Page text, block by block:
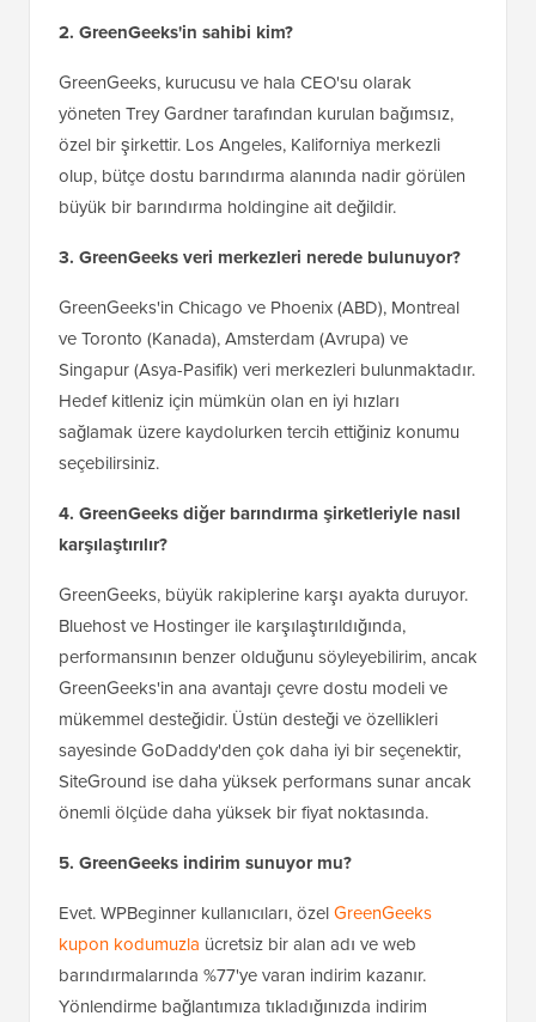
2. GreenGeeks'in sahibi kim?
GreenGeeks, kurucusu ve hala CEO'su olarak
yöneten Trey Gardner tarafından kurulan bağımsız,
özel bir şirkettir. Los Angeles, Kaliforniya merkezli
olup, bütçe dostu barındırma alanında nadir görülen
büyük bir barındırma holdingine ait değildir.
3. GreenGeeks veri merkezleri nerede bulunuyor?
GreenGeeks'in Chicago ve Phoenix (ABD), Montreal
ve Toronto (Kanada), Amsterdam (Avrupa) ve
Singapur (Asya-Pasifik) veri merkezleri bulunmaktadır.
Hedef kitleniz için mümkün olan en iyi hızları
sağlamak üzere kaydolurken tercih ettiğiniz konumu
seçebilirsiniz.
4. GreenGeeks diğer barındırma şirketleriyle nasıl
karşılaştırılır?
GreenGeeks, büyük rakiplerine karşı ayakta duruyor.
Bluehost ve Hostinger ile karşılaştırıldığında,
performansının benzer olduğunu söyleyebilirim, ancak
GreenGeeks'in ana avantajı çevre dostu modeli ve
mükemmel desteğidir. Üstün desteği ve özellikleri
sayesinde GoDaddy'den çok daha iyi bir seçenektir,
SiteGround ise daha yüksek performans sunar ancak
önemli ölçüde daha yüksek bir fiyat noktasında.
5. GreenGeeks indirim sunuyor mu?
Evet. WPBeginner kullanıcıları, özelGreenGeeks
kupon kodumuzla ücretsiz bir alan adı ve web
barındırmalarında %77'ye varan indirim kazanır.
Yönlendirme bağlantımıza tıkladığınızda indirim